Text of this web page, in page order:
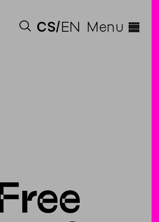
CS EN Menu ◊